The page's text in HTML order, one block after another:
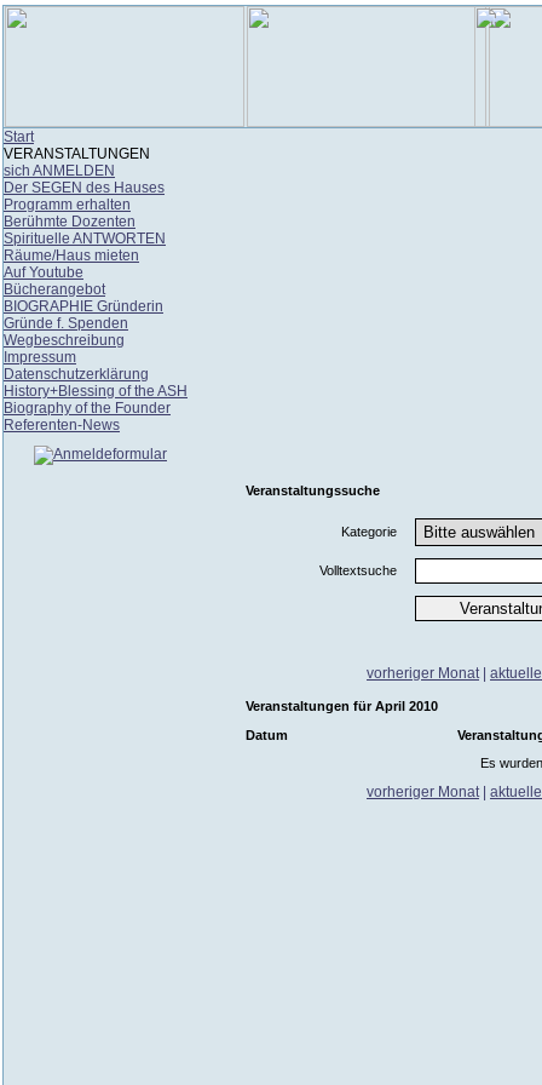
Start
VERANSTALTUNGEN
sich ANMELDEN
Der SEGEN des Hauses
Programm erhalten
Berühmte Dozenten
Spirituelle ANTWORTEN
Räume/Haus mieten
Auf Youtube
Bücherangebot
BIOGRAPHIE Gründerin
Gründe f. Spenden
Wegbeschreibung
Impressum
Datenschutzerklärung
History+Blessing of the ASH
Biography of the Founder
Referenten-News
Veranstaltungssuche
Kategorie
Volltextsuche
vorheriger Monat|
Veranstaltungen für April 2010
Datum
Es
vorheriger Monat|